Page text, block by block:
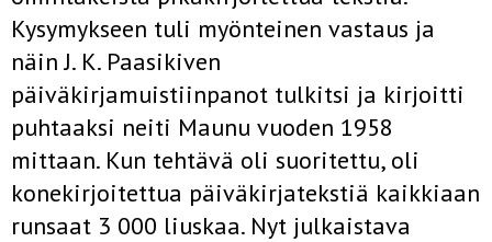
Kysymykseen tuli myönteinen vastaus ja
näin J. K. Paasikiven
päiväkirjamuistiinpanot tulkitsi ja kirjoitti
puhtaaksi neiti Maunu vuoden 1958
mittaan. Kun tehtävä oli suoritettu, oli
konekirjoitettua päiväkirjatekstiä kaikkiaan
runsaat 3 000 liuskaa. Nyt julkaistava